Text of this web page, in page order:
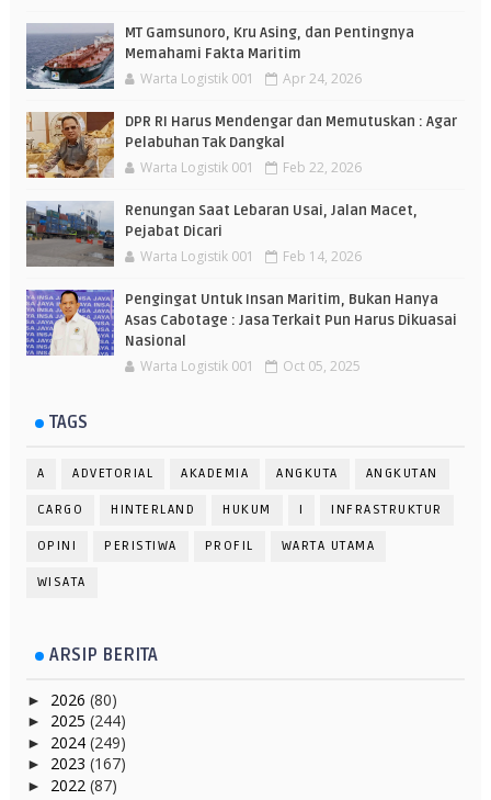
MT Gamsunoro, Kru Asing, dan Pentingnya
Memahami Fakta Maritim
Warta Logistik 001 Apr 24, 2026
DPR RI Harus Mendengar dan Memutuskan : Agar
Pelabuhan Tak Dangkal
Warta Logistik 001 Feb 22, 2026
Renungan Saat Lebaran Usai, Jalan Macet,
Pejabat Dicari
Warta Logistik 001 Feb 14, 2026
Pengingat Untuk Insan Maritim, Bukan Hanya
Asas Cabotage : Jasa Terkait Pun Harus Dikuasai
Nasional
Warta Logistik 001 Oct 05, 2025
TAGS
A ADVETORIAL AKADEMIA ANGKUTA ANGKUTAN
CARGO HINTERLAND HUKUM I INFRASTRUKTUR
OPINI PERISTIWA PROFIL WARTA UTAMA
WISATA
ARSIP BERITA
► 2026 (80)
► 2025 (244)
► 2024 (249)
► 2023 (167)
► 2022 (87)